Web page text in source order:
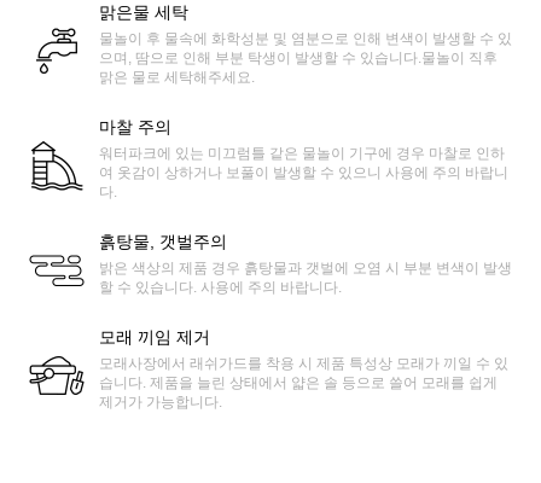
맑은물 세탁
물놀이 후 물속에 화학성분 및 염분으로 인해 변색이 발생할 수 있
으며, 땀으로 인해 부분 탁생이 발생할 수 있습니다.물놀이 직후
맑은 물로 세탁해주세요.
마찰 주의
워터파크에 있는 미끄럼틀 같은 물놀이 기구에 경우 마찰로 인하
여 옷감이 상하거나 보풀이 발생할 수 있으니 사용에 주의 바랍니
다.
흙탕물, 갯벌주의
밝은 색상의 제품 경우 흙탕물과 갯벌에 오염 시 부분 변색이 발생
할 수 있습니다. 사용에 주의 바랍니다.
모래 끼임 제거
모래사장에서 래쉬가드를 착용 시 제품 특성상 모래가 끼일 수 있
습니다. 제품을 늘린 상태에서 얇은 솔 등으로 쓸어 모래를 쉽게
제거가 가능합니다.